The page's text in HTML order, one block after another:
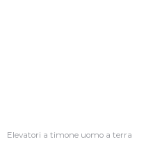
Elevatori a timone uomo a terra